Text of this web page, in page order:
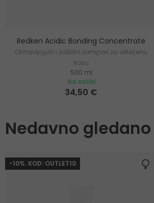
Redken Acidic Bonding Concentrate
Obnavljajući i zaštitni šampon za oštećenu
kosu
500 ml
Na zalihi
34,50 €
Nedavno gledano
-10%. KOD: OUTLET10